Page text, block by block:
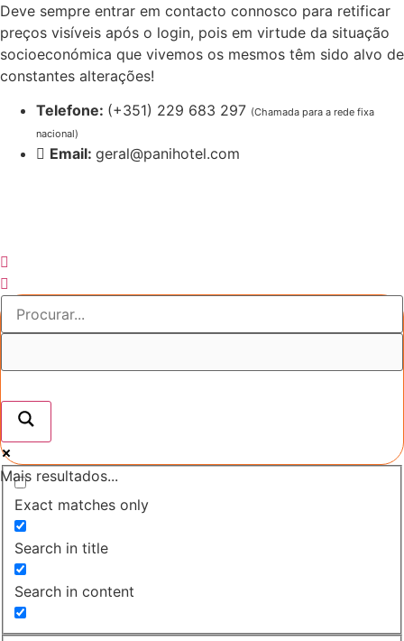
Pular
para
o
conteúdo
Deve sempre entrar em contacto connosco para retificar
preços visíveis após o login, pois em virtude da situação
socioeconómica que vivemos os mesmos têm sido alvo de
constantes alterações!
Telefone: (+351) 229 683 297 (Chamada para a rede fixa
nacional)
Email: geral@panihotel.com
Mais resultados...
Exact matches only
Search in title
Search in content